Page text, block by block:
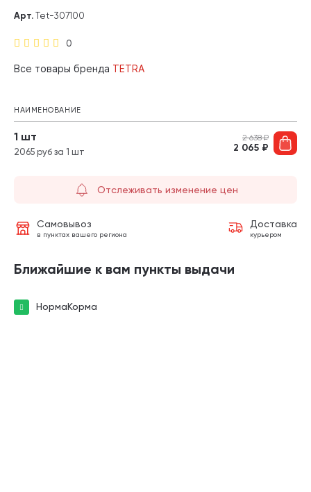
0
Арт. Tet-307100
Все товары бренда TETRA
НАИМЕНОВАНИЕ
1 шт
2065 руб за 1 шт
2 638₽
2 065 ₽
Отслеживать изменение цен
Самовывоз
в пунктах вашего региона
Доставка
курьером
Ближайшие к вам пункты выдачи
НормаКорма